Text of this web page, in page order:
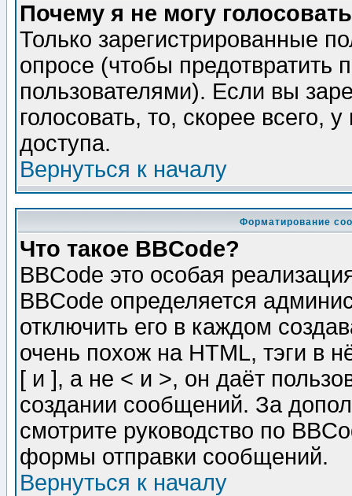
Почему я не могу
Только зарегистрированные
опросе (чтобы предотвратить
пользователями). Если вы
голосовать, то, скорее всего,
доступа.
Вернуться к началу
Форматирование
Что такое BBCode?
BBCode это особая
BBCode определяется
отключить его в каждом
очень похож на HTML, тэги в
[ и ], а не < и >, он даёт
создании сообщений. За
смотрите руководство по
формы отправки сообщений.
Вернуться к началу